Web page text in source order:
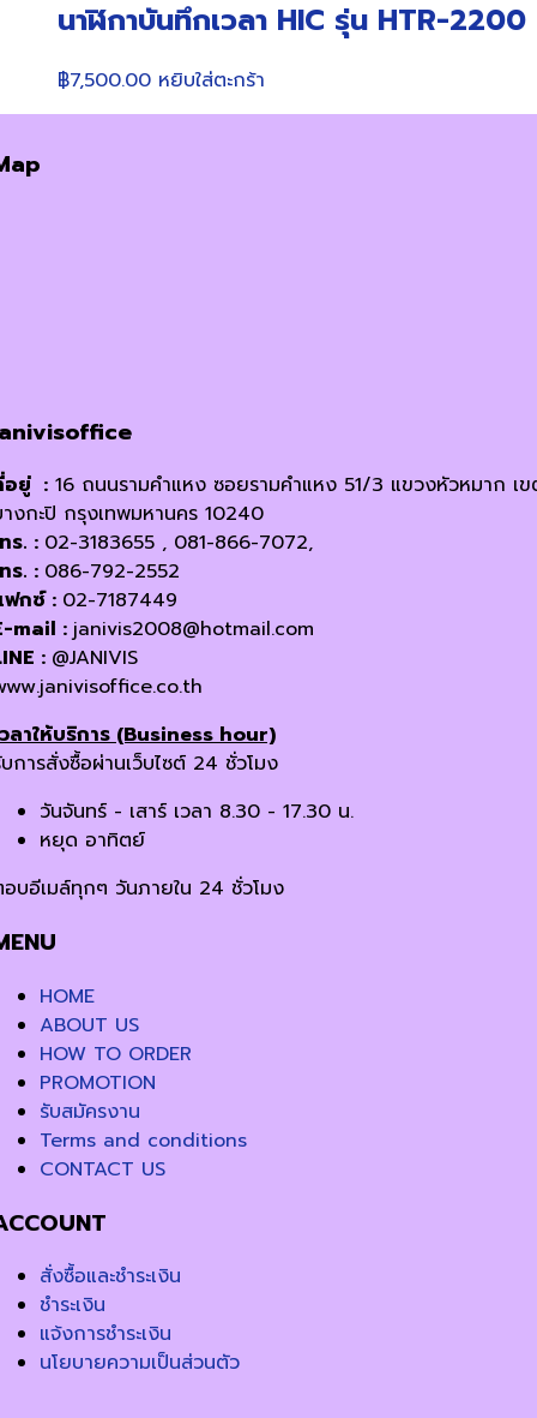
นาฬิกาบันทึกเวลา HIC รุ่น HTR-2200
฿7,500.00 หยิบใส่ตะกร้า
อยู่ : 16 ถนนรามคำแหง ซอยรามคำแหง 51/3 แขวงหัวหมาก เ
งกะปิ กรุงเทพมหานคร 10240
ร. : 02-3183655 , 081-866-7072,
ร. : 086-792-2552
กซ์ : 02-7187449
mail : janivis2008@hotmail.com
: @JANIVIS
ลาให้บริการ (Business hour)
การสั่งซื้อผ่านเว็บไซต์ 24 ชั่วโมง
วันจันทร์ - เสาร์ เวลา 8.30 - 17.30 น.
หยุด อาทิตย์
บอีเมล์ทุกๆ วันภายใน 24 ชั่วโมง
HOME
ABOUT US
HOW TO ORDER
PROMOTION
รับสมัครงาน
Terms and conditions
CONTACT US
สั่งซื้อและชำระเงิน
ชำระเงิน
แจ้งการชำระเงิน
นโยบายความเป็นส่วนตัว